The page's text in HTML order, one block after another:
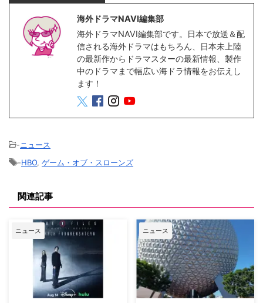
海外ドラマNAVI編集部
海外ドラマNAVI編集部です。日本で放送＆配
信される海外ドラマはもちろん、日本未上陸
の最新作からドラマスターの最新情報、製作
中のドラマまで幅広い海ドラ情報をお伝えし
ます！
-ニュース
-HBO ゲーム・オブ・スローンズ
関連記事
ニュース ニュース